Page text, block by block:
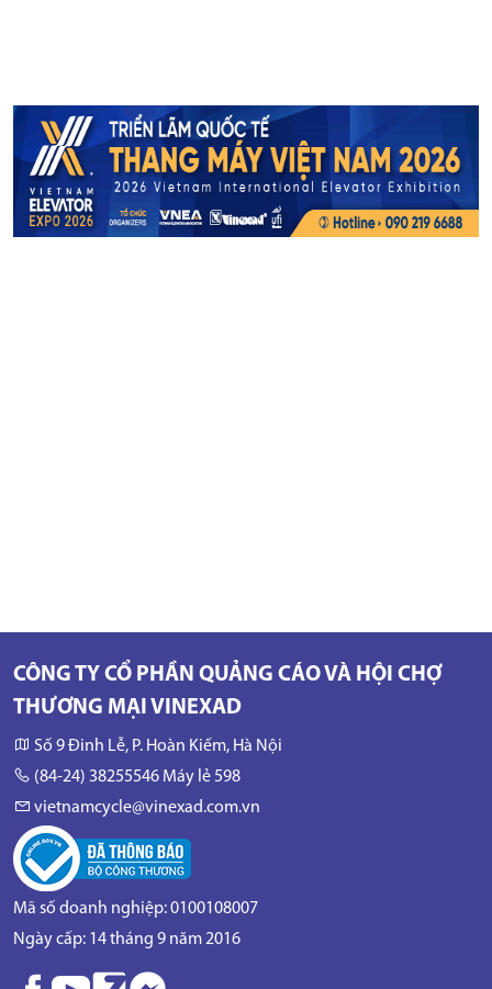
CÔNG TY CỔ PHẦN QUẢNG CÁO VÀ HỘI CHỢ
THƯƠNG MẠI VINEXAD
Số 9 Đinh Lễ, P. Hoàn Kiếm, Hà Nội
(84-24) 38255546 Máy lẻ 598
vietnamcycle@vinexad.com.vn
Mã số doanh nghiệp: 0100108007
Ngày cấp: 14 tháng 9 năm 2016